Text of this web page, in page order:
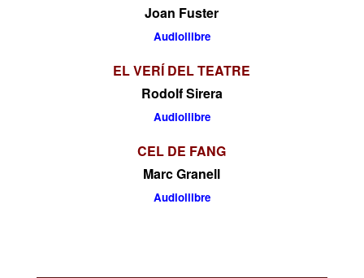
Joan Fuster
Audiollibre
EL VERÍ DEL TEATRE
Rodolf Sirera
Audiollibre
CEL DE FANG
Marc Granell
Audiollibre